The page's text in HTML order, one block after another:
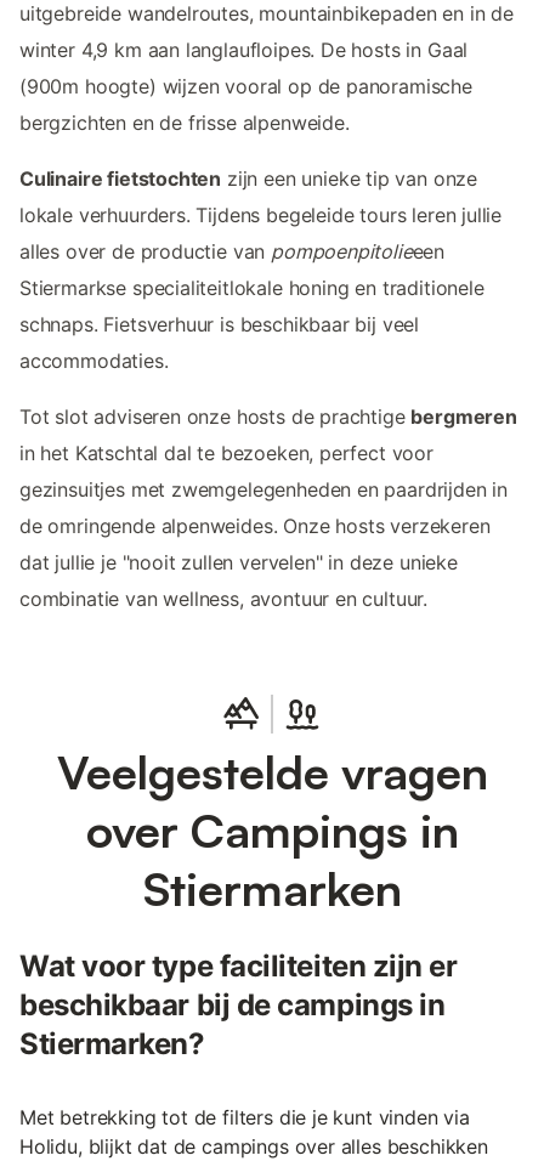
uitgebreide wandelroutes, mountainbikepaden en in de
winter 4,9 km aan langlaufloipes. De hosts in Gaal
(900m hoogte) wijzen vooral op de panoramische
bergzichten en de frisse alpenweide.
Culinaire fietstochten zijn een unieke tip van onze
lokale verhuurders. Tijdens begeleide tours leren jullie
alles over de productie van pompoenpitolieeen
Stiermarkse specialiteitlokale honing en traditionele
schnaps. Fietsverhuur is beschikbaar bij veel
accommodaties.
Tot slot adviseren onze hosts de prachtige bergmeren
in het Katschtal dal te bezoeken, perfect voor
gezinsuitjes met zwemgelegenheden en paardrijden in
de omringende alpenweides. Onze hosts verzekeren
dat jullie je "nooit zullen vervelen" in deze unieke
combinatie van wellness, avontuur en cultuur.
Veelgestelde vragen
over Campings in
Stiermarken
Wat voor type faciliteiten zijn er
beschikbaar bij de campings in
Stiermarken?
Met betrekking tot de filters die je kunt vinden via
Holidu, blijkt dat de campings over alles beschikken